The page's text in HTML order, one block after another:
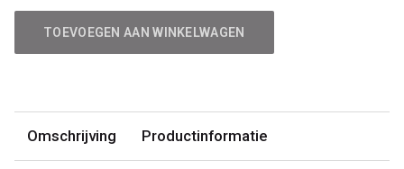
TOEVOEGEN AAN WINKELWAGEN
Omschrijving Productinformatie